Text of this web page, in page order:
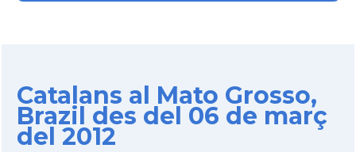
Catalans al Mato Grosso,
Brazil des del 06 de març
del 2012